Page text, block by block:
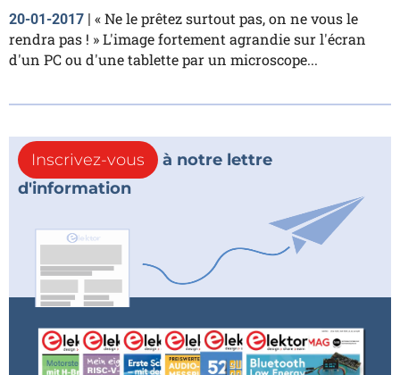
20-01-2017 | « Ne le prêtez surtout pas, on ne vous le
rendra pas ! » L'image fortement agrandie sur l'écran
d'un PC ou d'une tablette par un microscope...
Inscrivez-vous
à notre lettre
d'information